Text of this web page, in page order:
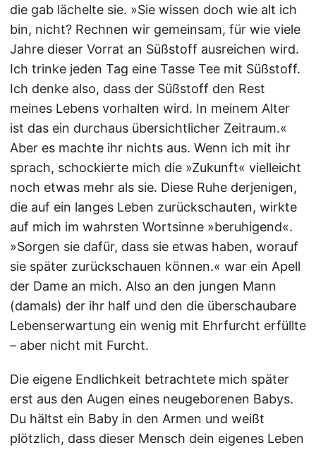
die gab lächelte sie. »Sie wissen doch wie alt ich
bin, nicht? Rechnen wir gemeinsam, für wie viele
Jahre dieser Vorrat an Süßstoff ausreichen wird.
Ich trinke jeden Tag eine Tasse Tee mit Süßstoff.
Ich denke also, dass der Süßstoff den Rest
meines Lebens vorhalten wird. In meinem Alter
ist das ein durchaus übersichtlicher Zeitraum.«
Aber es machte ihr nichts aus. Wenn ich mit ihr
sprach, schockierte mich die »Zukunft« vielleicht
noch etwas mehr als sie. Diese Ruhe derjenigen,
die auf ein langes Leben zurückschauten, wirkte
auf mich im wahrsten Wortsinne »beruhigend«.
»Sorgen sie dafür, dass sie etwas haben, worauf
sie später zurückschauen können.« war ein Apell
der Dame an mich. Also an den jungen Mann
(damals) der ihr half und den die überschaubare
Lebenserwartung ein wenig mit Ehrfurcht erfüllte
– aber nicht mit Furcht.
Die eigene Endlichkeit betrachtete mich später
erst aus den Augen eines neugeborenen Babys.
Du hältst ein Baby in den Armen und weißt
plötzlich, dass dieser Mensch dein eigenes Leben